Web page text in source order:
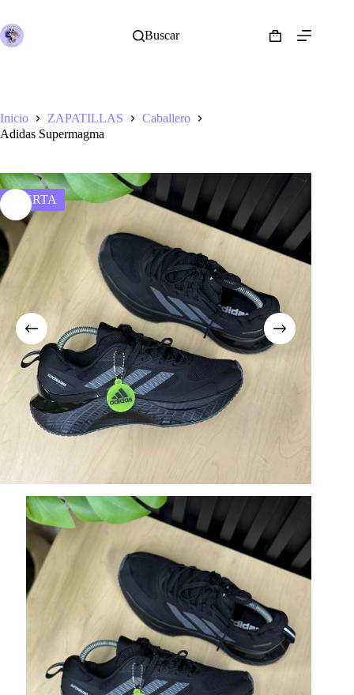
contenido
Buscar
Shopping
Inicio ZAPATILLAS
Caballero
Adidas Supermagma
OFERTA